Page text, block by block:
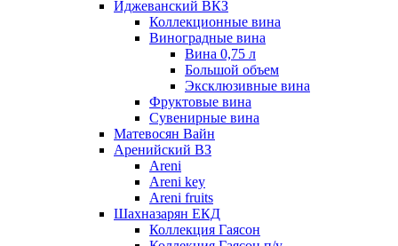
Иджеванский ВКЗ
Коллекционные вина
Виноградные вина
Вина 0,75 л
Большой объем
Эксклюзивные вина
Фруктовые вина
Cувенирные вина
Матевосян Вайн
Аренийский ВЗ
Areni
Areni key
Areni fruits
Шахназарян ЕКД
Коллекция Гаясон